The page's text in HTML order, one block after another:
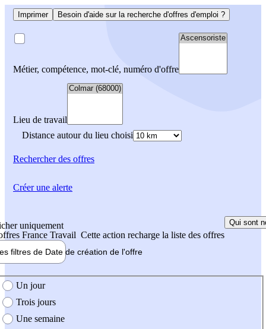
Imprimer Besoin d'aide sur la recherche d'offres d'emploi ?
Métier, compétence, mot-clé, numéro d'offre
Lieu de travail
Distance autour du lieu choisi
Rechercherdes offres
uniquement
France Travail Cette action recharge la liste des offres
Qui sont
filtres de Date de création de l'offre
création de l'offre
Un jour
Trois jours
Une semaine
Créer une alerte